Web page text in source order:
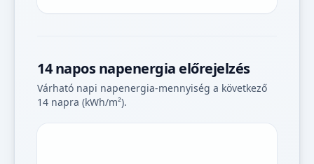
14 napos napenergia előrejelzés
Várható napi napenergia-mennyiség a következő
14 napra (kWh/m²).